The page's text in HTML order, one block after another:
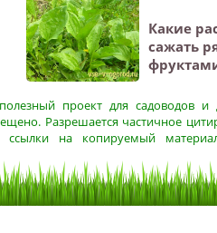
Какие
сажать
проект для садоводов и
Разрешается частичное
ссылки на копируемый